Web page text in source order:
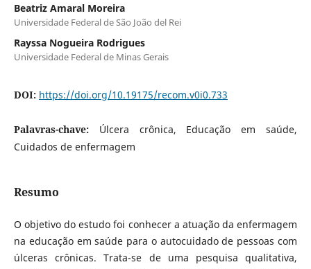
Beatriz Amaral Moreira
Universidade Federal de São João del Rei
Rayssa Nogueira Rodrigues
Universidade Federal de Minas Gerais
DOI: https://doi.org/10.19175/recom.v0i0.733
Palavras-chave: Úlcera crônica, Educação em saúde,
Cuidados de enfermagem
Resumo
O objetivo do estudo foi conhecer a atuação da enfermagem
na educação em saúde para o autocuidado de pessoas com
úlceras crônicas. Trata-se de uma pesquisa qualitativa,